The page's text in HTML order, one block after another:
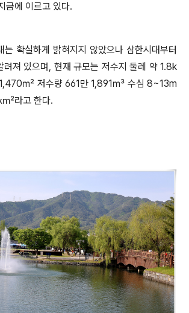
금에 이르고 있다.
는 확실하게 밝혀지지 않았으나 삼한시대부터
려져 있으며, 현재 규모는 저수지 둘레 약1.8k
㎡ 저수량 661만 1,891㎥ 수심 8~13m
라고 한다.